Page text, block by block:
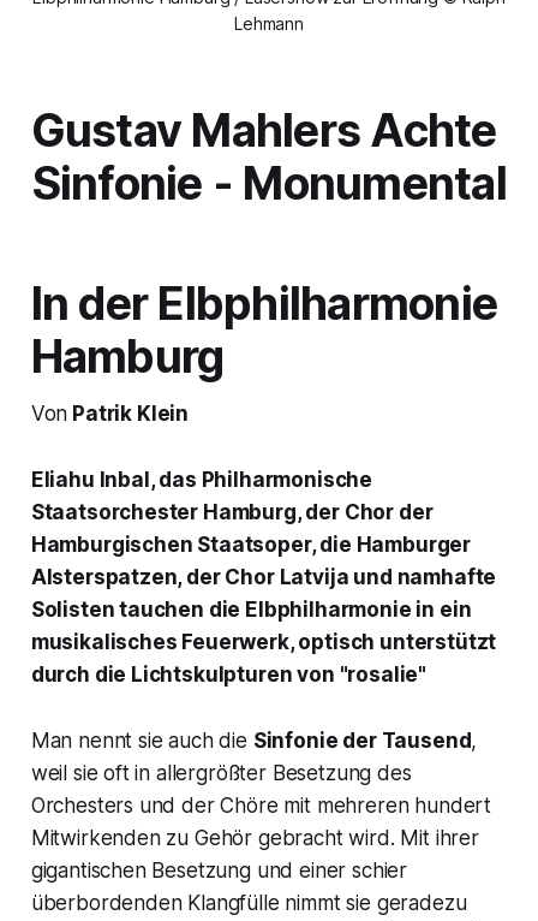
Lehmann
Gustav Mahlers Achte
Sinfonie - Monumental
In der Elbphilharmonie
Hamburg
Von Patrik Klein
Eliahu Inbal, das Philharmonische
Staatsorchester Hamburg, der Chor der
Hamburgischen Staatsoper, die Hamburger
Alsterspatzen, der Chor Latvija und namhafte
Solisten tauchen die Elbphilharmonie in ein
musikalisches Feuerwerk, optisch unterstützt
durch die Lichtskulpturen von "rosalie"
Man nennt sie auch die Sinfonie der Tausend,
weil sie oft in allergrößter Besetzung des
Orchesters und der Chöre mit mehreren hundert
Mitwirkenden zu Gehör gebracht wird. Mit ihrer
gigantischen Besetzung und einer schier
überbordenden Klangfülle nimmt sie geradezu